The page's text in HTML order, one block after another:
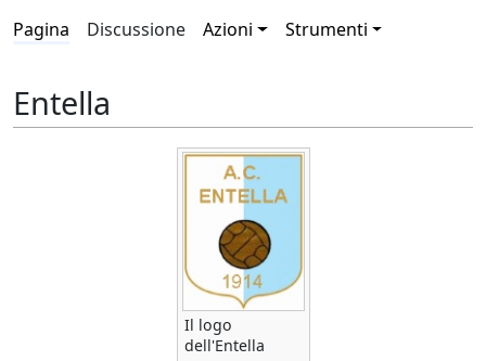
Pagina Discussione Azioni Strumenti
Entella
Il logo
dell'Entella